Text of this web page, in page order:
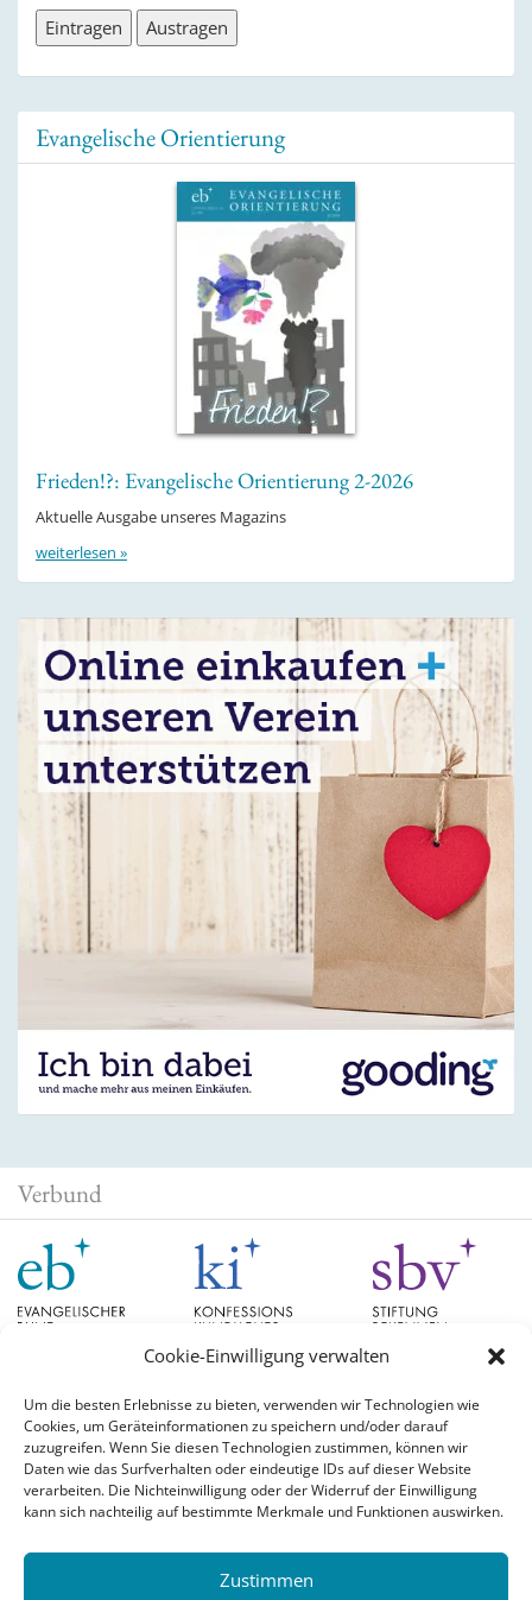
Cookie-Einwilligung verwalten
Um die besten Erlebnisse zu bieten, verwenden wir Technologien wie
Cookies, um Geräteinformationen zu speichern und/oder darauf
zuzugreifen. Wenn Sie diesen Technologien zustimmen, können wir
Daten wie das Surfverhalten oder eindeutige IDs auf dieser Website
verarbeiten. Die Nichteinwilligung oder der Widerruf der Einwilligung
kann sich nachteilig auf bestimmte Merkmale und Funktionen auswirken.
Zustimmen
Evangelische Orientierung
Frieden!?: Evangelische Orientierung 2-2026
Aktuelle Ausgabe unseres Magazins
weiterlesen »
Verbund
Schlagwörter
#aufgetischt Christian Schad Diskussion EB Bayern EB Hessen Evangelische